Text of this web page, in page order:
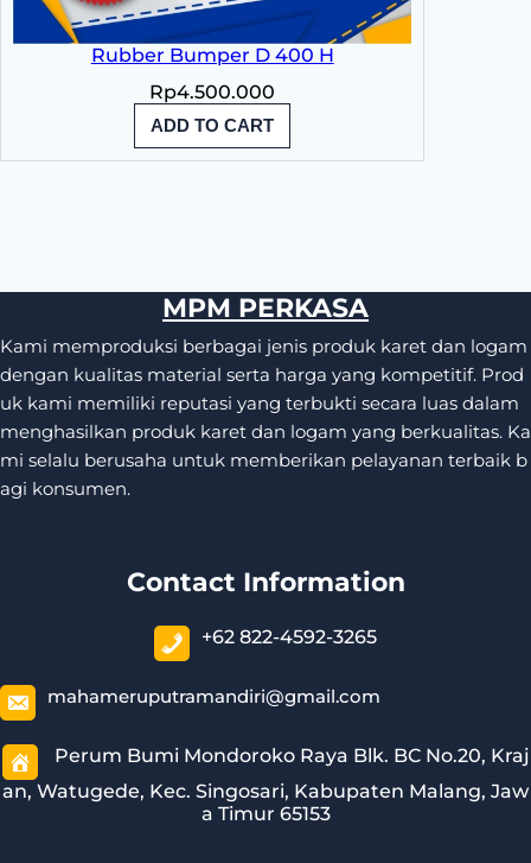
Rubber Bumper D 400 H
Rp4.500.000
ADD TO CART
MPM PERKASA
Kami memproduksi berbagai jenis produk karet dan logam
dengan kualitas material serta harga yang kompetitif. Prod
uk kami memiliki reputasi yang terbukti secara luas dalam
menghasilkan produk karet dan logam yang berkualitas. Ka
mi selalu berusaha untuk memberikan pelayanan terbaik b
agi konsumen.
Contact Information
+62 822-4592-3265
mahameruputramandiri@gmail.com
Perum Bumi Mondoroko Raya Blk. BC No.20, Kraj
an, Watugede, Kec. Singosari, Kabupaten Malang, Jaw
a Timur 65153